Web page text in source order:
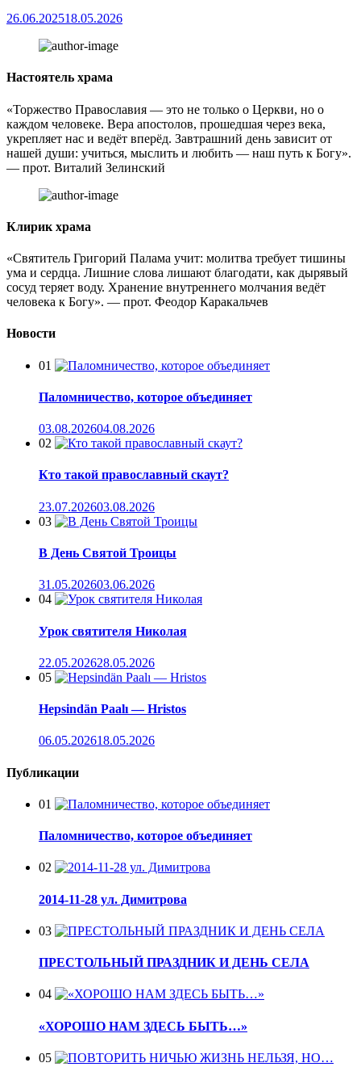
26.06.202518.05.2026
Настоятель храма
«Торжество Православия — это не только о Церкви, но о
каждом человеке. Вера апостолов, прошедшая через века,
укрепляет нас и ведёт вперёд. Завтрашний день зависит от
нашей души: учиться, мыслить и любить — наш путь к Богу».
— прот. Виталий Зелинский
Клирик храма
«Святитель Григорий Палама учит: молитва требует тишины
ума и сердца. Лишние слова лишают благодати, как дырявый
сосуд теряет воду. Хранение внутреннего молчания ведёт
человека к Богу». — прот. Феодор Каракальчев
Новости
01
Паломничество, которое объединяет
03.08.202604.08.2026
02
Кто такой православный скаут?
23.07.202603.08.2026
03
В День Святой Троицы
31.05.202603.06.2026
04
Урок святителя Николая
22.05.202628.05.2026
05
Hepsindän Paalı — Hristos
06.05.202618.05.2026
Публикации
01
Паломничество, которое объединяет
02
2014-11-28 ул. Димитрова
03
ПРЕСТОЛЬНЫЙ ПРАЗДНИК И ДЕНЬ СЕЛА
04
«ХОРОШО НАМ ЗДЕСЬ БЫТЬ…»
05